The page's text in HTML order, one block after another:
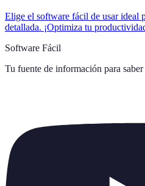
Elige el software fácil de usar ideal
detallada. ¡Optimiza tu
Software Fácil
Tu fuente de información para